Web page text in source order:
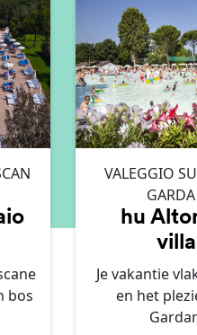
bos
VALEGGIO
hu
Je vakantie
en het